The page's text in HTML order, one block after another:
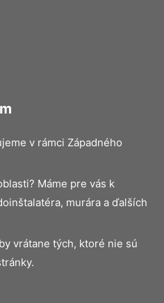
v rámci Západného
Máme pre vás k
murára a ďalších
vrátane tých, ktoré nie sú